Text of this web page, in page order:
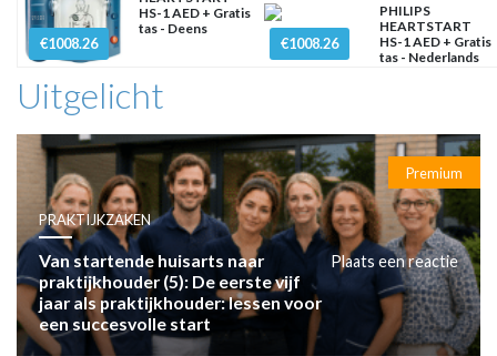
€1008.26
HS-1 AED + Gratis
tas - Deens
€1008.26
PHILIPS
HEARTSTART
HS-1 AED + Gratis
tas - Nederlands
Uitgelicht
Premium
PRAKTIJKZAKEN
Van startende huisarts naar
praktijkhouder (5): De eerste vijf
jaar als praktijkhouder: lessen voor
een succesvolle start
Plaats een reactie